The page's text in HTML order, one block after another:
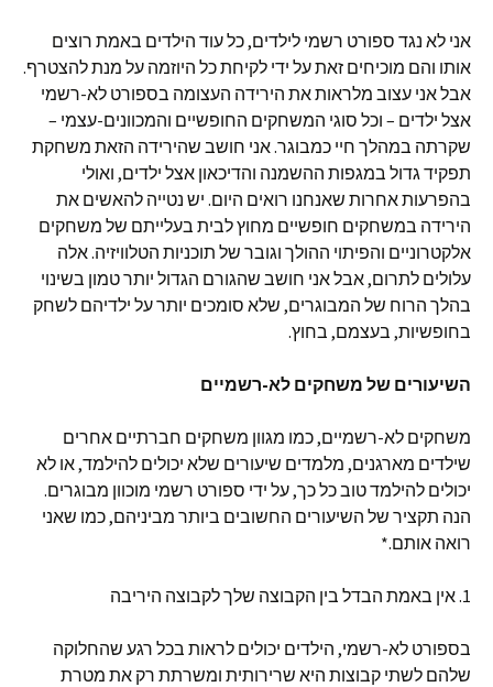
אני לא נגד ספורט רשמי לילדים, כל עוד הילדים באמת רוצים
אותו והם מוכיחים זאת על ידי לקיחת כל היוזמה על מנת להצטרף.
אבל אני עצוב מלראות את הירידה העצומה בספורט לא-רשמי
אצל ילדים – וכל סוגי המשחקים החופשיים והמכוונים-עצמי –
שקרתה במהלך חיי כמבוגר. אני חושב שהירידה הזאת משחקת
תפקיד גדול במגפות ההשמנה והדיכאון אצל ילדים, ואולי
בהפרעות אחרות שאנחנו רואים היום. יש נטייה להאשים את
הירידה במשחקים חופשיים מחוץ לבית בעלייתם של משחקים
אלקטרוניים והפיתוי ההולך וגובר של תוכניות הטלוויזיה. אלה
עלולים לתרום, אבל אני חושב שהגורם הגדול יותר טמון בשינוי
בהלך הרוח של המבוגרים, שלא סומכים יותר על ילדיהם לשחק
בחופשיות, בעצמם, בחוץ.
השיעורים של משחקים לא-רשמיים
משחקים לא-רשמיים, כמו מגוון משחקים חברתיים אחרים
שילדים מארגנים, מלמדים שיעורים שלא יכולים להילמד, או לא
יכולים להילמד טוב כל כך, על ידי ספורט רשמי מוכוון מבוגרים.
הנה תקציר של השיעורים החשובים ביותר מביניהם, כמו שאני
רואה אותם.*
1. אין באמת הבדל בין הקבוצה שלך לקבוצה היריבה
בספורט לא-רשמי, הילדים יכולים לראות בכל רגע שהחלוקה
שלהם לשתי קבוצות היא שרירותית ומשרתת רק את מטרת